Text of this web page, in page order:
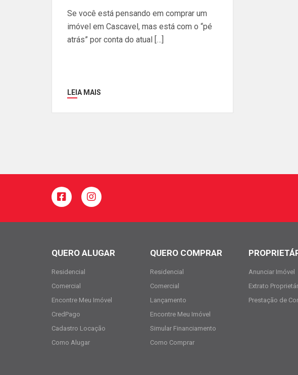
Se você está pensando em comprar um
imóvel em Cascavel, mas está com o “pé
atrás” por conta do atual […]
LEIA MAIS
QUERO ALUGAR
Residencial
Comercial
Encontre Meu Imóvel
CredPago
Cadastro Locação
Como Alugar
QUERO COMPRAR
Residencial
Comercial
Lançamento
Encontre Meu Imóvel
Simular Financiamento
Como Comprar
Anunciar Imóvel
Extrato
Prestação de